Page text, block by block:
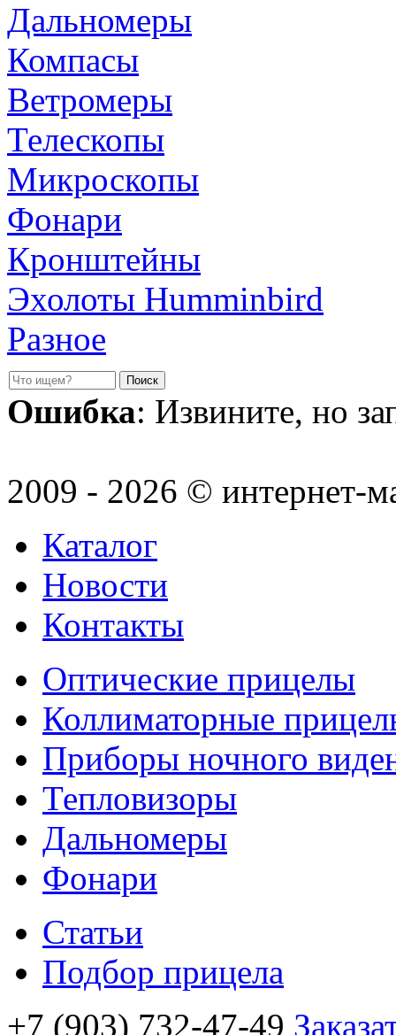
Дальномеры
Компасы
Ветромеры
Телескопы
Микроскопы
Фонари
Кронштейны
Эхолоты Humminbird
Разное
Ошибка: Извините, но
2009 - 2026 © интернет-
Каталог
Новости
Контакты
Оптические прицелы
Коллиматорные
Приборы ночного
Тепловизоры
Дальномеры
Фонари
Статьи
Подбор прицела
+7 (903) 732-47-49